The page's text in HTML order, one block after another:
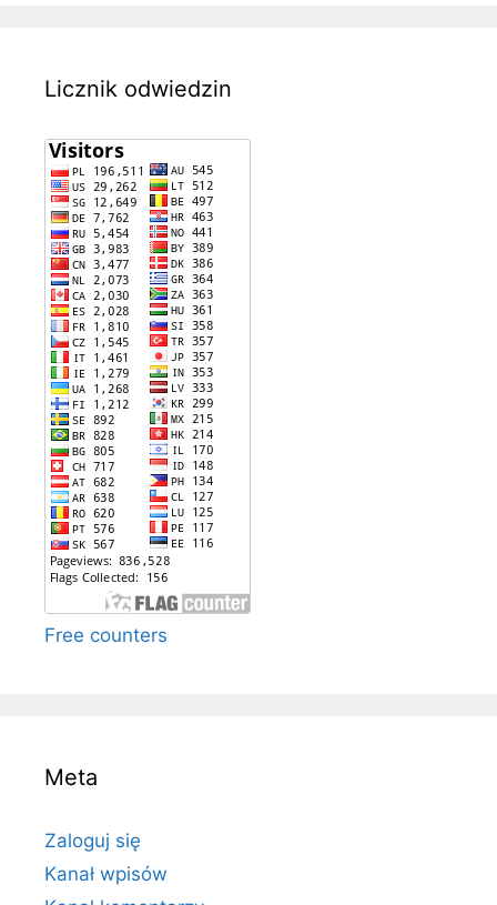
Licznik odwiedzin
Free counters
Meta
Zaloguj się
Kanał wpisów